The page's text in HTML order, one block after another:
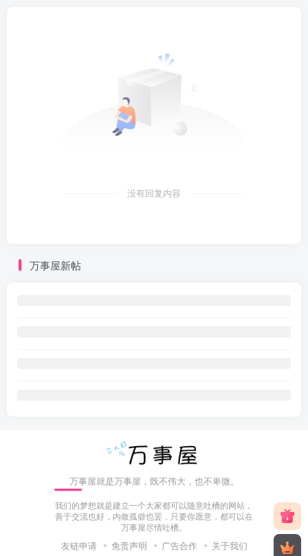
没有回复内容
万事屋新帖
万事屋就是万事屋，既不伟大，也不卑微。
我们的梦想就是建立一个大家都可以随意吐槽的网站，
善于交流也好，内敛孤僻也罢，只要你愿意，都可以在
万事屋尽情吐槽。
友链申请 免责声明 广告合作 关于我们